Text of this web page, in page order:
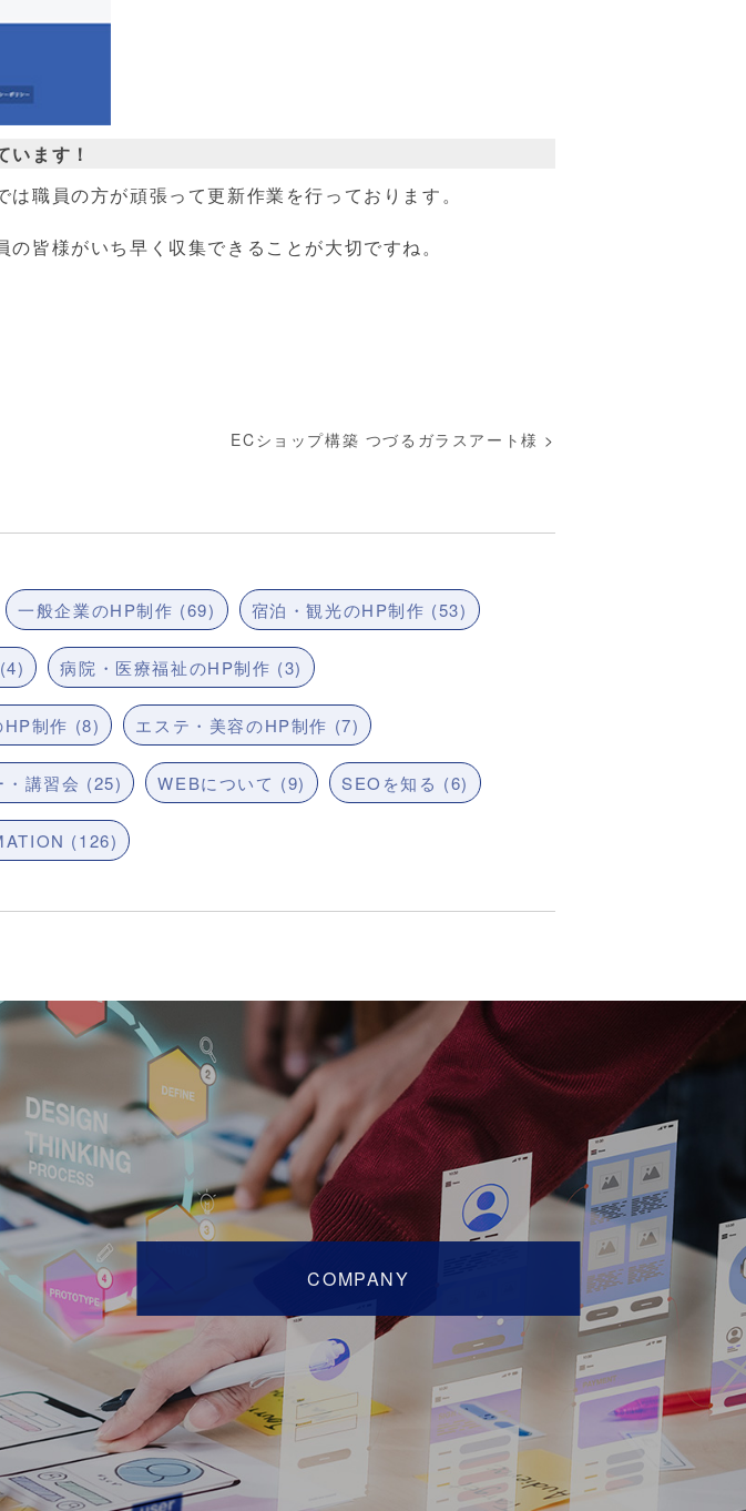
ます！
職員の方が頑張って更新作業を行っております。
皆様がいち早く収集できることが大切ですね。
ECショップ構築 つづるガラスアート様 >
一般企業のHP制作 (69) 宿泊・観光のHP制作 (53)
病院・医療福祉のHP制作 (3)
HP制作 (8) エステ・美容のHP制作 (7)
・講習会 (25) WEBについて (9) SEOを知る (6)
(126)
COMPANY